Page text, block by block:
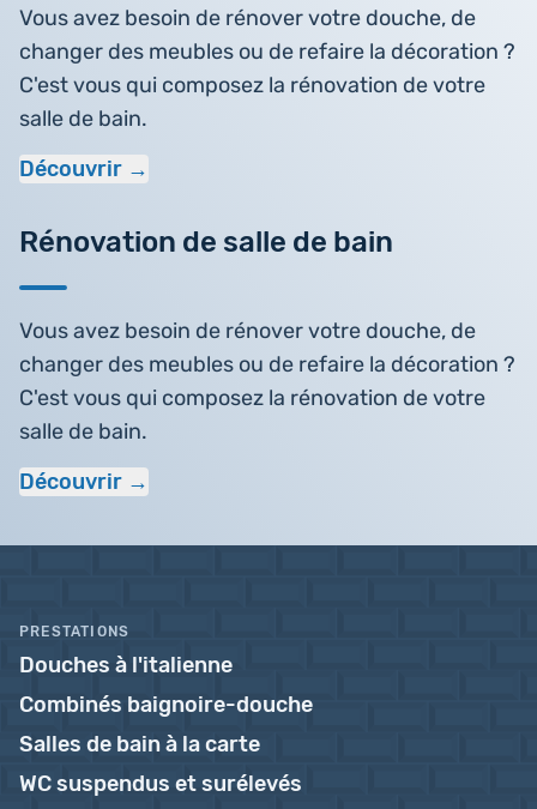
Rénovation de salle de bain
Vous avez besoin de rénover votre douche, de
changer des meubles ou de refaire la décoration ?
C'est vous qui composez la rénovation de votre
salle de bain.
Découvrir
Vous avez besoin de rénover votre douche, de
changer des meubles ou de refaire la décoration ?
C'est vous qui composez la rénovation de votre
salle de bain.
Découvrir
PRESTATIONS
Douches à l'italienne
Combinés baignoire-douche
Salles de bain à la carte
WC suspendus et surélevés